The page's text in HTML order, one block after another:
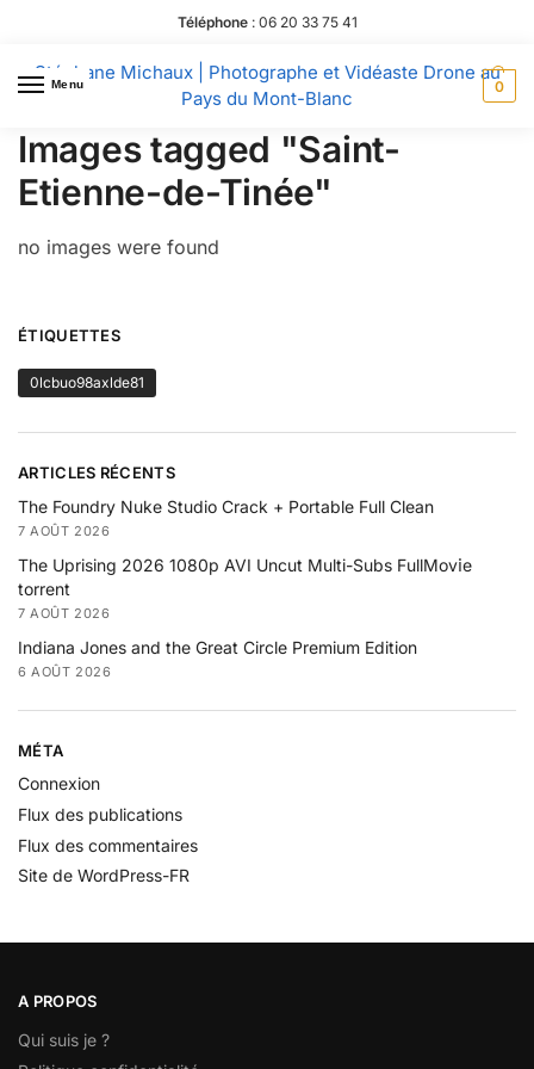
Téléphone: 06 20 33 75 41
Menu
Stéphane Michaux | Photographe et Vidéaste Drone au
Pays du Mont-Blanc
0
Images tagged "Saint-
Etienne-de-Tinée"
no images were found
ÉTIQUETTES
0lcbuo98axlde81
ARTICLES RÉCENTS
The Foundry Nuke Studio Crack + Portable Full Clean
7 AOÛT 2026
The Uprising 2026 1080p AVI Uncut Multi-Subs FullMov𝗂e
torrent
7 AOÛT 2026
Indiana Jones and the Great Circle Premium Edition
6 AOÛT 2026
MÉTA
Connexion
Flux des publications
Flux des commentaires
Site de WordPress-FR
A PROPOS
Qui suis je ?